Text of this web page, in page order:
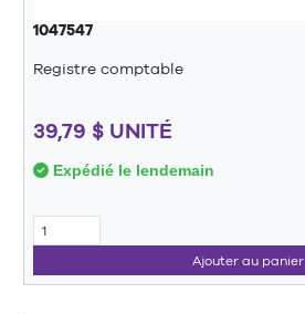
1047547
Registre comptable
39,79 $ UNITÉ
Expédié le lendemain
Ajouter au panier